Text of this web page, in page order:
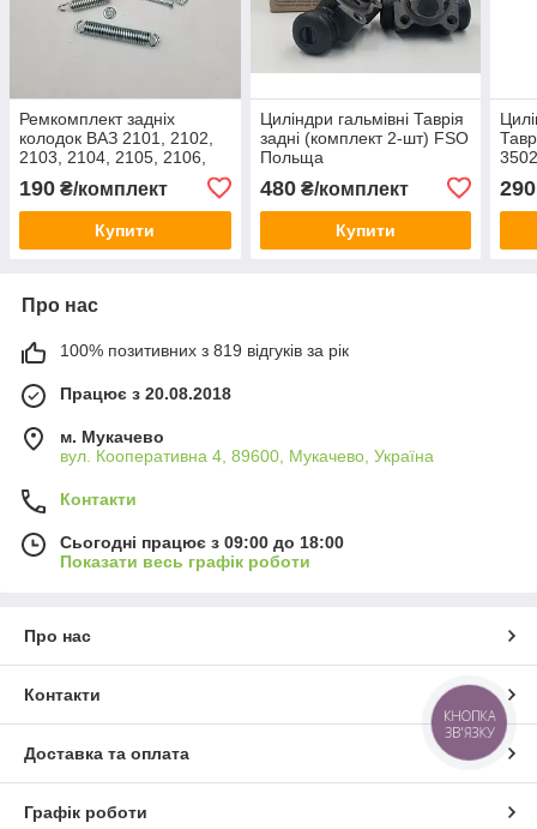
Ремкомплект задніх
колодок ВАЗ 2101, 2102,
2103, 2104, 2105, 2106,
190 ₴/комплект
Купити
Циліндри гальмівні Таврія
задні (комплект 2-шт) FSO
Польща
480₴/комплект
Купити
290
Про нас
100% позитивних з 819 відгуків за рік
Працює з 20.08.2018
м. Мукачево
вул. Кооперативна 4, 89600, Мукачево, Україна
Контакти
Сьогодні працює з 09:00 до 18:00
Показати весь графік роботи
Про нас
Контакти
Доставка та оплата
Графік роботи
КНОПКА
ЗВ'ЯЗКУ